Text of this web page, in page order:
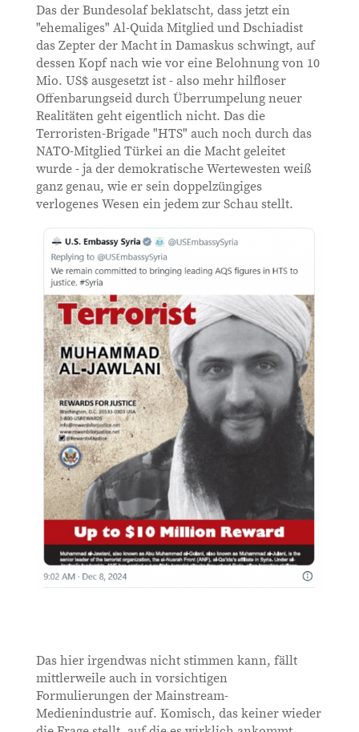
Das der Bundesolaf beklatscht, dass jetzt ein
"ehemaliges" Al-Quida Mitglied und Dschiadist
das Zepter der Macht in Damaskus schwingt, auf
dessen Kopf nach wie vor eine Belohnung von 10
Mio. US$ ausgesetzt ist - also mehr hilfloser
Offenbarungseid durch Überrumpelung neuer
Realitäten geht eigentlich nicht. Das die
Terroristen-Brigade "HTS" auch noch durch das
NATO-Mitglied Türkei an die Macht geleitet
wurde - ja der demokratische Wertewesten weiß
ganz genau, wie er sein doppelzüngiges
verlogenes Wesen ein jedem zur Schau stellt.
Das hier irgendwas nicht stimmen kann, fällt
mittlerweile auch in vorsichtigen
Formulierungen der Mainstream-
Medienindustrie auf. Komisch, das keiner wieder